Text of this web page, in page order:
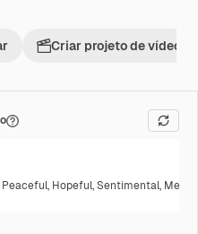
Criar projeto de vídeo
Peaceful, Hopeful,Sentimental,